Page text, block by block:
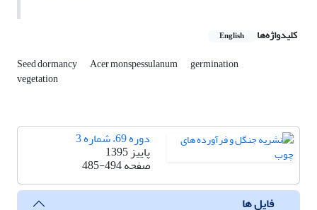
کلیدواژه‌ها English
Seed dormancy Acer monspessulanum germination
vegetation
دوره 69، شماره 3
پاییز 1395
صفحه485-494
فایل ها